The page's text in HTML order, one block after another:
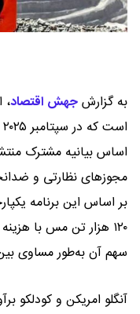
به گزارشجهش اقتصاد،
مجوزهای نظارتی و
بر اساس این برنامه
۱۲۰ هزار تن مس با
سهم آن به‌طور مساوی